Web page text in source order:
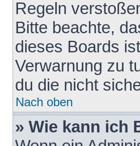
Regeln
Bitte beachte,
dieses Boards
Verwarnung zu
du die nicht
Nach oben
» Wie kann ich